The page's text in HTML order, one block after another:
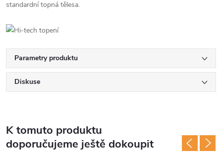
standardní topná tělesa.
Parametry produktu
Diskuse
K tomuto produktu
doporučujeme ještě dokoupit